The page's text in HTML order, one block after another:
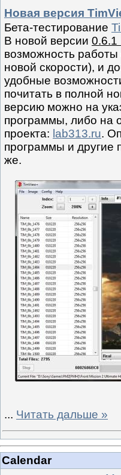
Новая версия
Бета-тестирование
В новой версии 0.6.1
возможность
новой скорости), и
удобные
почитать в полной
версию можно на
программы, либо на
проекта: lab313.ru.
программы и другие
же.
... Читать дальше »
Calendar